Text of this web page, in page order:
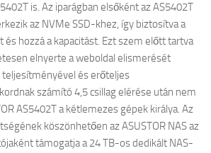
is. Az iparágban elsőként az AS5402T
az NVMe SSD-khez, így biztosítva a
és hozzá a kapacitást. Ezt szem előtt tartva
elnyerte a weboldal elismerését
és erőteljes
számító 4,5 csillag elérése után nem
AS5402T a kétlemezes gépek királya. Az
köszönhetően az ASUSTOR NAS az
támogatja a 24 TB-os dedikált NAS-